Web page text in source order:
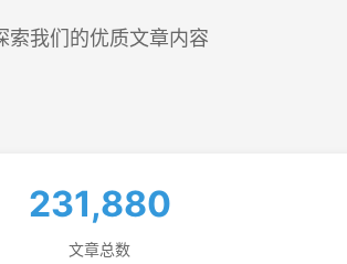
索我们的优质文章内容
231,880
文章总数